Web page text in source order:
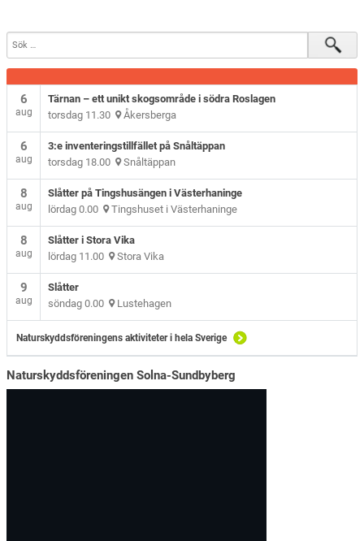
6
aug
Tärnan – ett unikt skogsområde i södra Roslagen
torsdag 11.30 Åkersberga
6
aug
3:e inventeringstillfället på Snåltäppan
torsdag 18.00 Snåltäppan
8
aug
Slåtter på Tingshusängen i Västerhaninge
lördag 0.00 Tingshuset i Västerhaninge
8
aug
Slåtter i Stora Vika
lördag 11.00 Stora Vika
9
aug
Slåtter
söndag 0.00 Lustehagen
Naturskyddsföreningens aktiviteter i hela Sverige
Naturskyddsföreningen Solna-Sundbyberg